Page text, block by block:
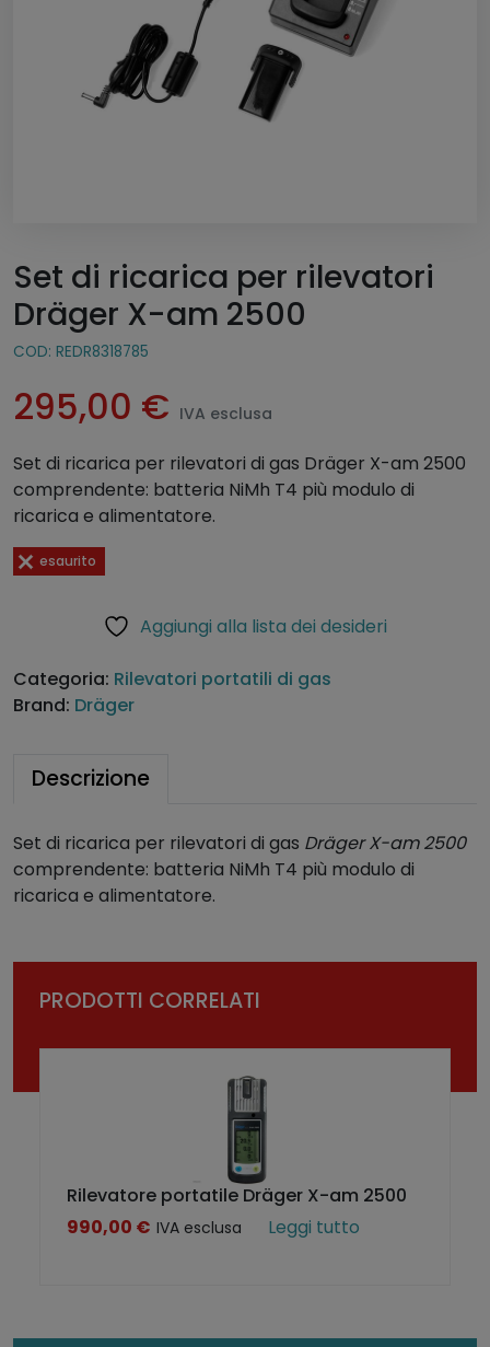
Set di ricarica per rilevatori
Dräger X-am 2500
COD: REDR8318785
295,00 € IVA esclusa
Set di ricarica per rilevatori di gas Dräger X-am 2500
comprendente: batteria NiMh T4 più modulo di
ricarica e alimentatore.
esaurito
Aggiungi alla lista dei desideri
Categoria: Rilevatori portatili di gas
Brand: Dräger
Descrizione
Set di ricarica per rilevatori di gas Dräger X-am 2500
comprendente: batteria NiMh T4 più modulo di
ricarica e alimentatore.
PRODOTTI CORRELATI
Rilevatore portatile Dräger X-am 2500
990,00 € IVA esclusa Leggi tutto